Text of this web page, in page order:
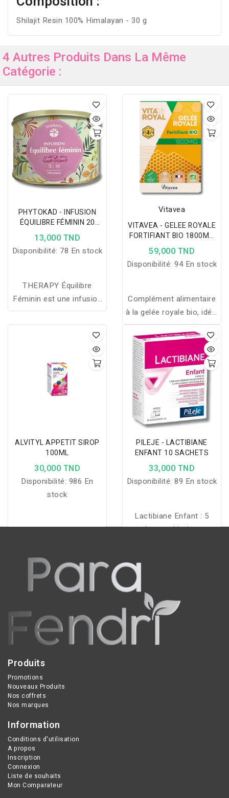
Shilajit Resin 100% Himalayan - 30 g
4 Autres Produits Dans La Même
Catégorie :
PHYTOKAD - INFUSION
ÉQUILIBRE FÉMININ 20
SACHETS
13,000 TND
Disponibilité: 78 En stock
THERAPY Équilibre
Féminin est une infusion
bio aux plantes naturelles
qui aide à apaiser les
inconforts du cycle et à
hormonal féminin.
Vitavea
VITAVEA - GELEE ROYALE
FORTIFIANT BIO 1800MG
10 AMPOULES
59,000 TND
Disponibilité: 94 En stock
Complément alimentaire
à la gelée royale bio, idéal
pour stimuler l’organisme,
renforcer les défenses
immunitaires et
combattre la fatigue
passagère.
ALVITYL APPETIT SIROP
100ML
30,000 TND
Disponibilité: 986 En
stock
PILEJE - LACTIBIANE
ENFANT 10 SACHETS
33,000 TND
Disponibilité: 89 En stock
Lactibiane Enfant : 5
souches probiotiques et
croissance osseuse des
Produits
Promotions
Nouveaux Produits
Nos coffrets
Nos marques
Information
Conditions d'utilisation
A propos
Inscription
Connexion
Liste de souhaits
Mon Comparateur